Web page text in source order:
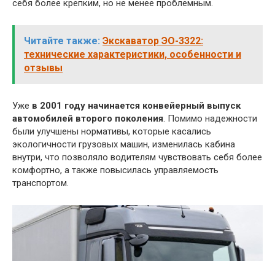
себя более крепким, но не менее проблемным.
Читайте также: Экскаватор ЭО-3322:
технические характеристики, особенности и
отзывы
Уже в 2001 году начинается конвейерный выпуск
автомобилей второго поколения. Помимо надежности
были улучшены нормативы, которые касались
экологичности грузовых машин, изменилась кабина
внутри, что позволяло водителям чувствовать себя более
комфортно, а также повысилась управляемость
транспортом.